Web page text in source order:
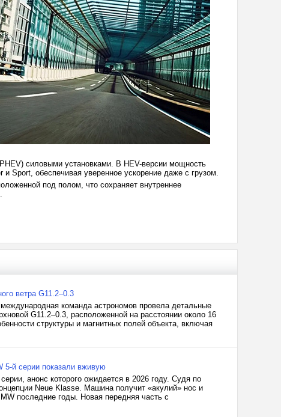
силовыми установками. В HEV-версии мощность
Sport, обеспечивая уверенное ускорение даже с грузом.
под полом, что сохраняет внутреннее
ветра G11.2–0.3
команда астрономов провела детальные
G11.2–0.3, расположенной на расстоянии около 16
структуры и магнитных полей объекта, включая
й серии показали вживую
анонс которого ожидается в 2026 году. Судя по
Neue Klasse. Машина получит «акулий» нос и
последние годы. Новая передняя часть с